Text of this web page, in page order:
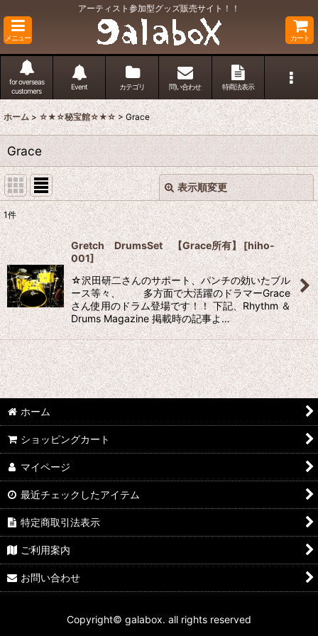
アーティスト参加型グッズ販売サイト！！
メニュー カート
for overseas
customers
Event カテゴリ 問い合わせ 特商法表示
ホーム > ☆★☆秘宝館☆★☆ > Grace
Grace
表示順変更
表示数:
並び順:
絞り込む
閉じる
1件
Gretch DrumsSet 【Grace所有】 [hiho-
001]
☆沢田研二さんのサポート、パンチの効いたブル
ース等々、 多方面で大活躍のドラマーGrace
さん使用のドラム登場です！！ 下記、Rhythm ＆
Drums Magazine 掲載時の記事よ…
ホーム
ショッピングカート
マイページ
最近チェックしたアイテム
特定商取引法表示
ご利用案内
お問い合わせ
Copyright© galabox. all rights reserved